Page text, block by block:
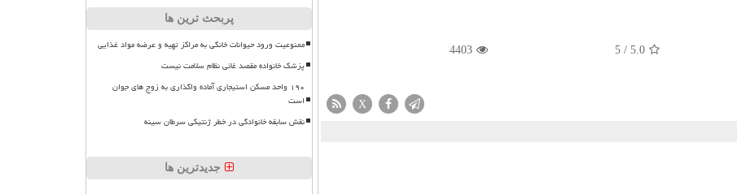
5.0
/
5
4403
X
پربحث ترین ها
ممنوعیت ورود حیوانات خانگی به مراکز تهیه و عرضه مواد غذایی
پزشک خانواده مقصد غائی نظام سلامت نیست
۱۹۰ واحد مسکن استیجاری آماده واگذاری به زوج های جوان
است
نقش سابقه خانوادگی در خطر ژنتیکی سرطان سینه
جدیدترین ها